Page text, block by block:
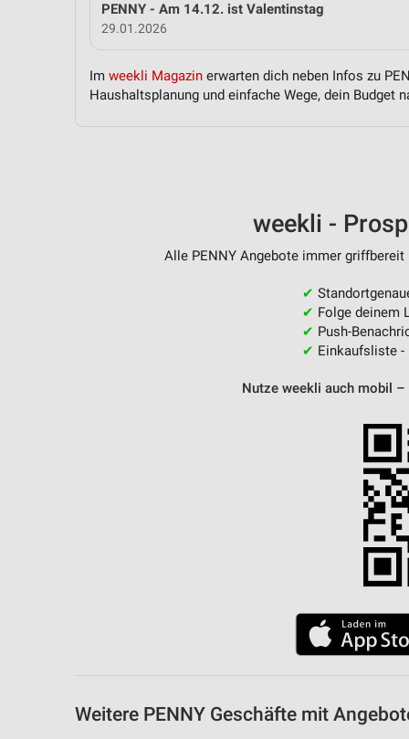
PENNY - Am 14.12. ist Valentinstag
29.01.2026
Im weekli Magazin erwarten dich neben Infos zu
Haushaltsplanung und einfache Wege, dein Budget
weekli -
Alle PENNY Angebote immer
✔
✔ Folge deinem
✔ Push-
✔ Einkaufsliste -
Nutze weekli auch mobil –
Weitere PENNY Geschäfte mit
Entwicklung und Verbesserung der Angebote
IAB-Besonderheiten:
Geräte anhand von aktiv angeforderten Informationen